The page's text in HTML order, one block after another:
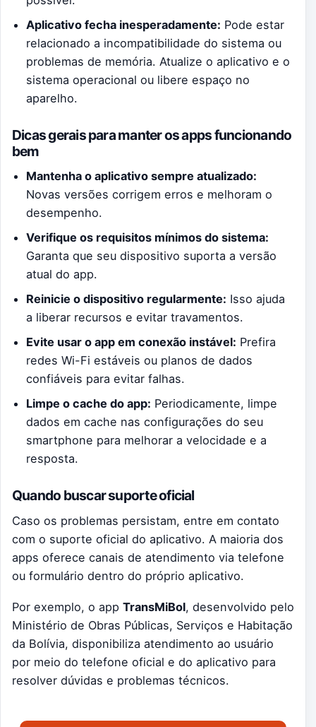
Aplicativo fecha inesperadamente: Pode estar
relacionado a incompatibilidade do sistema ou
problemas de memória. Atualize o aplicativo e o
sistema operacional ou libere espaço no
aparelho.
Dicas gerais para manter os apps funcionando
bem
Mantenha o aplicativo sempre atualizado:
Novas versões corrigem erros e melhoram o
desempenho.
Verifique os requisitos mínimos do sistema:
Garanta que seu dispositivo suporta a versão
atual do app.
Reinicie o dispositivo regularmente: Isso ajuda
a liberar recursos e evitar travamentos.
Evite usar o app em conexão instável: Prefira
redes Wi-Fi estáveis ou planos de dados
confiáveis para evitar falhas.
Limpe o cache do app: Periodicamente, limpe
dados em cache nas configurações do seu
smartphone para melhorar a velocidade e a
resposta.
Quando buscar suporte oficial
Caso os problemas persistam, entre em contato
com o suporte oficial do aplicativo. A maioria dos
apps oferece canais de atendimento via telefone
ou formulário dentro do próprio aplicativo.
Por exemplo, o app TransMiBol, desenvolvido pelo
Ministério de Obras Públicas, Serviços e Habitação
da Bolívia, disponibiliza atendimento ao usuário
por meio do telefone oficial e do aplicativo para
resolver dúvidas e problemas técnicos.